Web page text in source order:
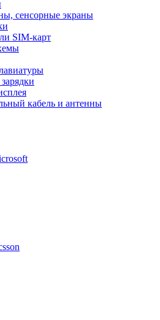
сенсорные экраны
SIM-карт
кабель и антенны